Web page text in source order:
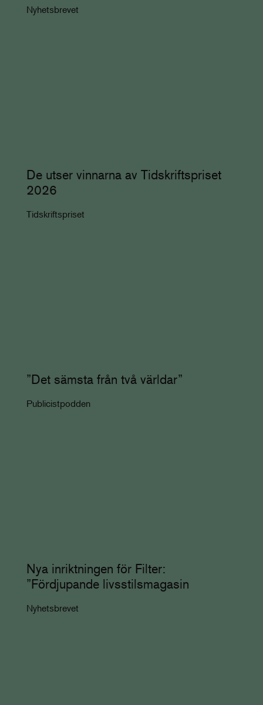
Nyhetsbrevet
De utser vinnarna av Tidskriftspriset
2026
Tidskriftspriset
”Det sämsta från två världar”
Publicistpodden
Nya inriktningen för Filter:
”Fördjupande livsstilsmagasin
Nyhetsbrevet